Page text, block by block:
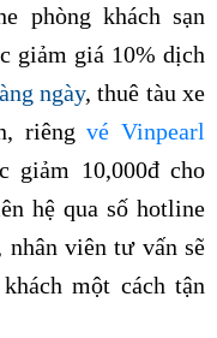
phòng khách sạn
giảm giá 10% dịch
ngày, thuê tàu xe
riêngvé Vinpearl
giảm 10,000đ cho
hệ qua sốhotline
nhân viên tư vấn sẽ
một cách tận